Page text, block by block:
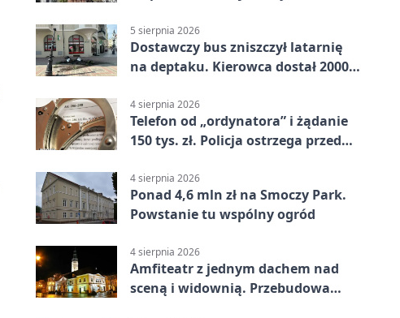
5 sierpnia 2026
Dostawczy bus zniszczył latarnię
na deptaku. Kierowca dostał 2000
4 sierpnia 2026
Telefon od „ordynatora” i żądanie
150 tys. zł. Policja ostrzega przed
4 sierpnia 2026
Ponad 4,6 mln zł na Smoczy Park.
Powstanie tu wspólny ogród
4 sierpnia 2026
Amfiteatr z jednym dachem nad
sceną i widownią. Przebudowa